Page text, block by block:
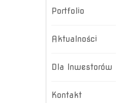
Portfolio
Aktualności
Dla Inwestorów
Kontakt